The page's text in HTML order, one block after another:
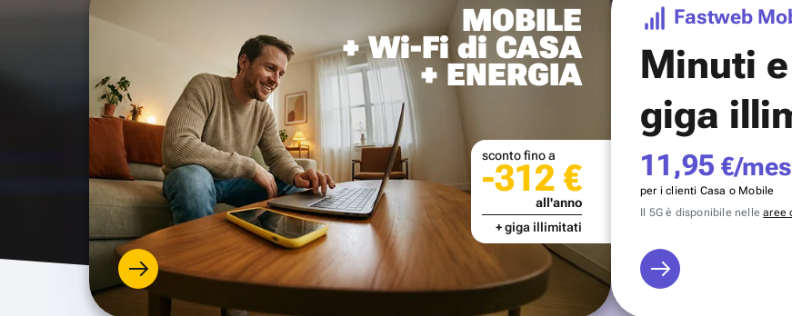
MOBILE
+ Wi-Fi di CASA
+ ENERGIA
sconto fino a
-312 €
all'anno
+ giga illimitati
Fastweb
Minuti e
giga
11,95 €/
per i clienti Casa o Mobile
Il 5G è disponibile nellearee